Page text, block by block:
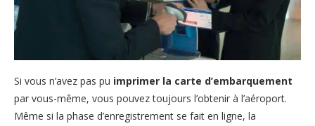
Si vous n’avez pas pu imprimer la carte d’embarquement
par vous-même, vous pouvez toujours l’obtenir à l’aéroport.
Même si la phase d’enregistrement se fait en ligne, la